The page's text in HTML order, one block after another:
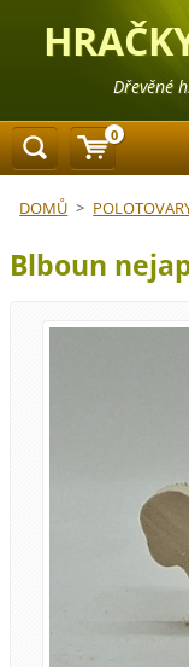
Dřevěné
DOMŮ >
Blboun
0